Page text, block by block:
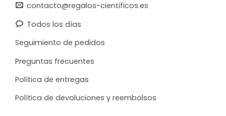
contacto@regalos-cientificos.es
Todos los días
Seguimiento de pedidos
Preguntas frecuentes
Política de entregas
Política de devoluciones y reembolsos